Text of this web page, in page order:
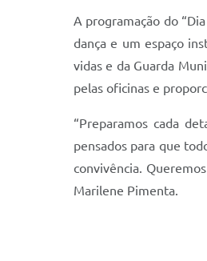
A programação do
dança e um espaço
vidas e da Guarda
pelas oficinas e
“Preparamos cada
pensados para que
convivência.
Marilene Pimenta.